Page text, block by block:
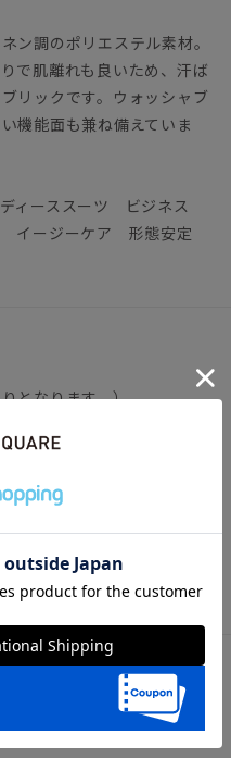
ン調のポリエステル素材。
で肌離れも良いため、汗ば
リックです。ウォッシャブ
機能面も兼ね備えていま
ィーススーツ ビジネス
イージーケア 形態安定
となります。）
スト：バックゴム
付対象外となります。）
家庭洗濯可《洗濯機可（ネ
いて
着用サイズ：38